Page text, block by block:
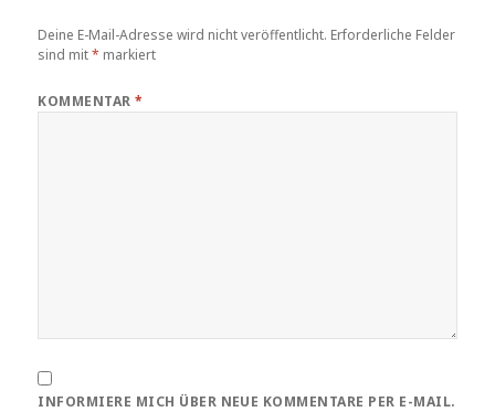
Deine E-Mail-Adresse wird nicht veröffentlicht. Erforderliche Felder
sind mit* markiert
KOMMENTAR*
INFORMIERE MICH ÜBER NEUE KOMMENTARE PER E-MAIL.